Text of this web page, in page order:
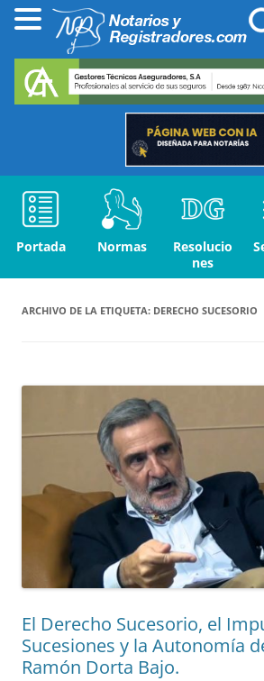
Portada Normas
Resolucio
nes
ARCHIVO DE LA ETIQUETA: DERECHO SUCESORIO
El Derecho Sucesorio, el
Sucesiones y la Autonomía
Ramón Dorta Bajo.